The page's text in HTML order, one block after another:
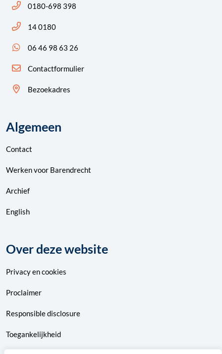
Bel ons: 14 0180
0180-698 398
Bel ons: 14 0180
14 0180
App ons: 06 46 98 63 26 (WhatsApp)
06 46 98 63 26
Contactformulier
Bezoekadres
Algemeen
Contact
Werken voor Barendrecht
Archief
English
Over deze website
Privacyencookies
Proclaimer
Responsible disclosure
Toegankelijkheid